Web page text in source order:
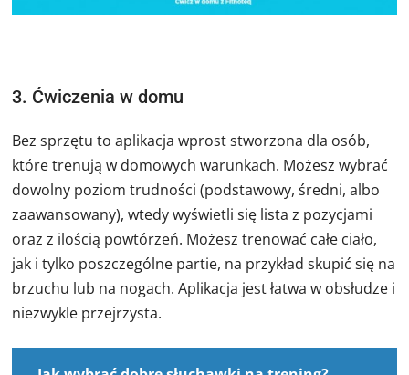
3. Ćwiczenia w domu
Bez sprzętu to aplikacja wprost stworzona dla osób,
które trenują w domowych warunkach. Możesz wybrać
dowolny poziom trudności (podstawowy, średni, albo
zaawansowany), wtedy wyświetli się lista z pozycjami
oraz z ilością powtórzeń. Możesz trenować całe ciało,
jak i tylko poszczególne partie, na przykład skupić się na
brzuchu lub na nogach. Aplikacja jest łatwa w obsłudze i
niezwykle przejrzysta.